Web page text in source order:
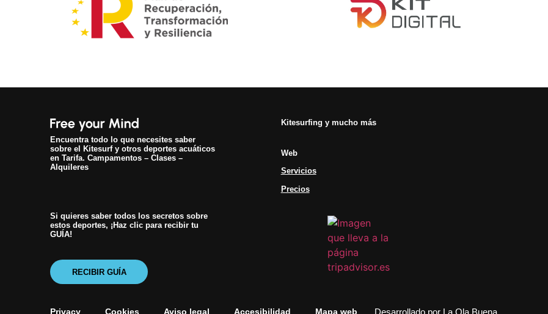
Encuentra todo lo que necesites saber
sobre el Kitesurf y otros deportes acuáticos
en Tarifa. Campamentos – Clases –
Alquileres
Si quieres saber todos los secretos sobre
estos deportes, ¡Haz clic para recibir tu
GUÍA!
RECIBIR GUÍA
Kitesurfing y mucho más
Web
Servicios
Precios
Privacy Cookies Aviso legal Accesibilidad Mapa web Desarrollado por La Ola Buena